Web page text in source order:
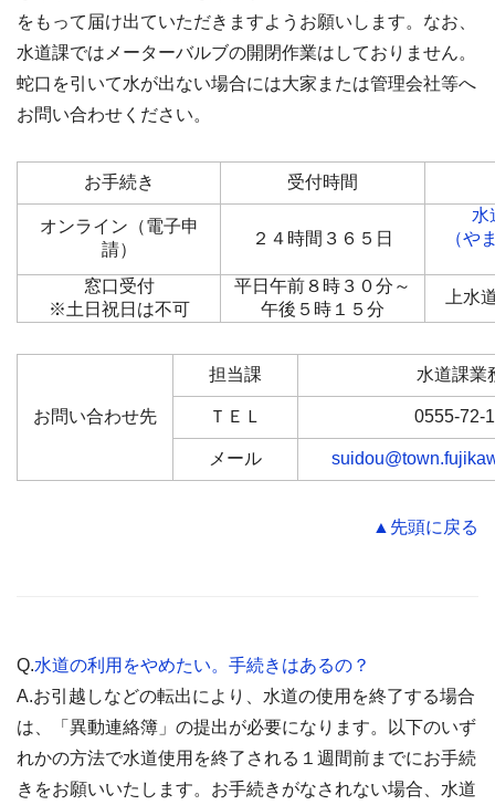
をもって届け出ていただきますようお願いします。なお、
水道課ではメーターバルブの開閉作業はしておりません。
蛇口を引いて水が出ない場合には大家または管理会社等へ
お問い合わせください。
お手続き 受付時間
オンライン（電子申
請）
２４時間３６５日
水
（や
窓口受付
※土日祝日は不可
平日午前８時３０分～
午後５時１５分
上水
お問い合わせ先
担当課 水道課業
ＴＥＬ 0555-72-
メール
▲先頭に戻る
Q.水道の利用をやめたい。手続きはあるの？
A.お引越しなどの転出により、水道の使用を終了する場合
は、「異動連絡簿」の提出が必要になります。以下のいず
れかの方法で水道使用を終了される１週間前までにお手続
きをお願いいたします。お手続きがなされない場合、水道